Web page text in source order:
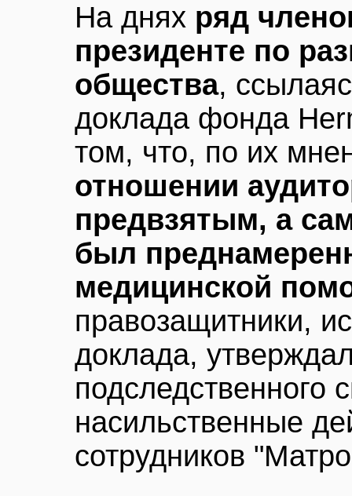
На днях ряд
президенте по
общества,
доклада фонда
том, что, по их
отношении
предвзятым, а
был
медицинской
правозащитники,
доклада,
подследственного
насильственные
сотрудников